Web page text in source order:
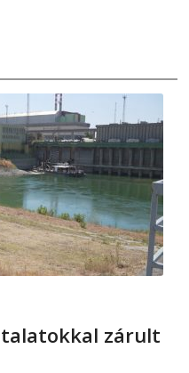
zárult